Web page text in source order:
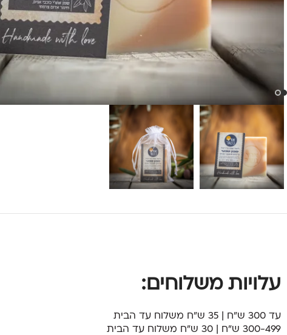
עלויות משלוחים:
עד 300 ש"ח | 35 ש"ח משלוח עד הבית
300-499 ש"ח | 30 ש"ח משלוח עד הבית